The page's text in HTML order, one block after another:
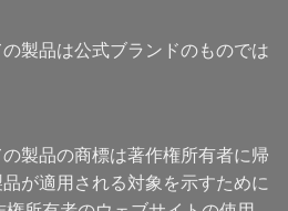
製品は公式ブランドのものでは
製品の商標は著作権所有者に帰
が適用される対象を示すために